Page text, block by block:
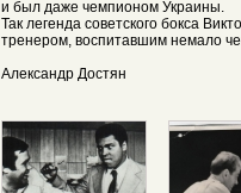
и был даже чемпионом Украины.
Так легенда советского бокса
тренером, воспитавшим немало
Александр Достян